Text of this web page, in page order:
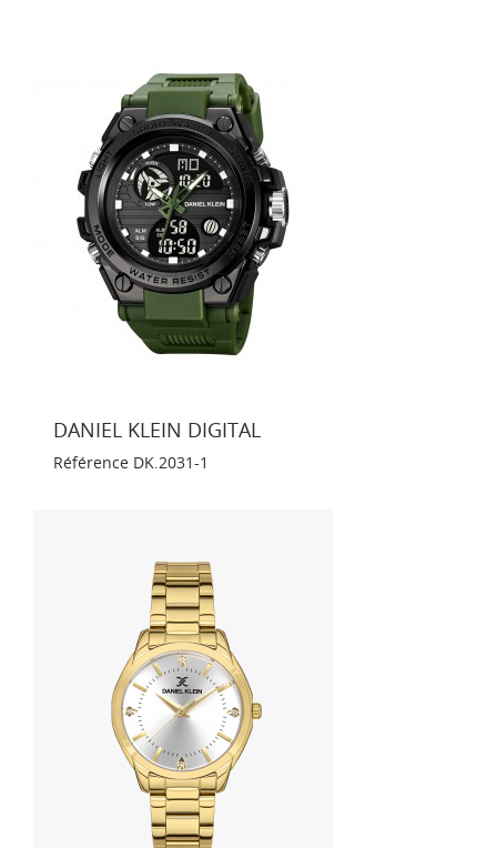
DANIEL KLEIN DIGITAL
Référence DK.2031-1